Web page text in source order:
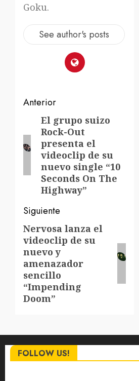
Goku.
See author's posts
Navegación
entradas
Anterior
Entrada
anterior:
El grupo suizo
Rock-Out
presenta el
videoclip de su
nuevo single “10
Seconds On The
Highway”
Siguiente
Siguiente
entrada:
Nervosa lanza el
videoclip de su
nuevo y
amenazador
sencillo
“Impending
Doom”
FOLLOW US!